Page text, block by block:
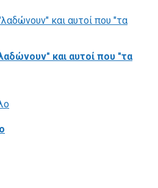
και αυτοί που "τα